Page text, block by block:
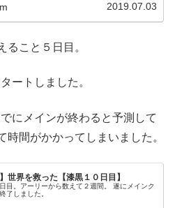
2019.07.03
ること５日目。
ートしました。
にメインが終わると予測して
時間がかかってしまいました。
】世界を救った【漆黒１０日目】
目。アーリーから数えて２週間。 遂にメインク
了しました。